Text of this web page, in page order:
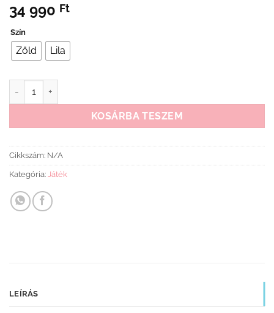
34 990 Ft
Szín
Zöld Lila
KOSÁRBA TESZEM
Cikkszám: N/A
Kategória: Játék
LEÍRÁS